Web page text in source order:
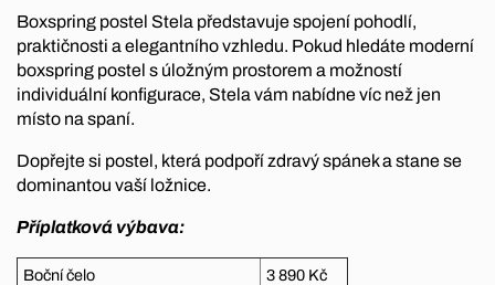
Boxspring postel Stela představuje spojení pohodlí,
praktičnosti a elegantního vzhledu. Pokud hledáte moderní
boxspring postel s úložným prostorem a možností
individuální konfigurace, Stela vám nabídne víc než jen
místo na spaní.
Dopřejte si postel, která podpoří zdravý spánek a stane se
dominantou vaší ložnice.
Příplatková výbava:
Boční čelo
3 890 Kč